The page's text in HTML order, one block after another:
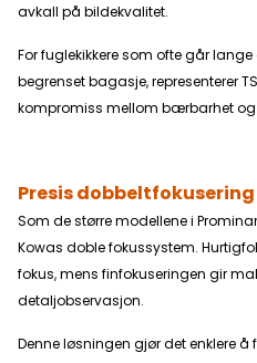
avkall på bildekvalitet.
For fuglekikkere som ofte går
begrenset bagasje, representerer
kompromiss mellom bærbarhet og
Presis dobbeltfokusering
Som de større modellene i
Kowas doble fokussystem.
fokus, mens finfokuseringen gir
detaljobservasjon.
Denne løsningen gjør det enklere